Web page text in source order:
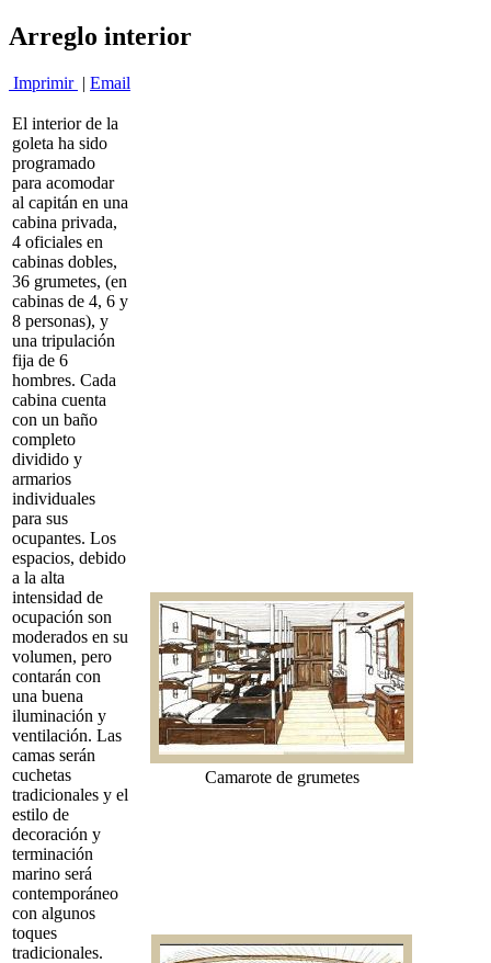
Arreglo interior
Imprimir | Email
El interior de la
goleta ha sido
programado
para acomodar
al capitán en una
cabina privada,
4 oficiales en
cabinas dobles,
36 grumetes, (en
cabinas de 4, 6 y
8 personas), y
una tripulación
fija de 6
hombres. Cada
cabina cuenta
con un baño
completo
dividido y
armarios
individuales
para sus
ocupantes. Los
espacios, debido
a la alta
intensidad de
ocupación son
moderados en su
volumen, pero
contarán con
una buena
iluminación y
ventilación. Las
camas serán
cuchetas
tradicionales y el
estilo de
decoración y
terminación
marino será
contemporáneo
con algunos
toques
tradicionales.
Camarote de grumetes